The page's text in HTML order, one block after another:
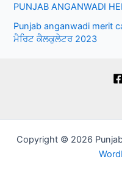
PUNJAB ANGANWADI
Punjab anganwadi merit
ਮੈਰਿਟ ਕੈਲਕੁਲੇਟਰ 2023
Copyright © 2026